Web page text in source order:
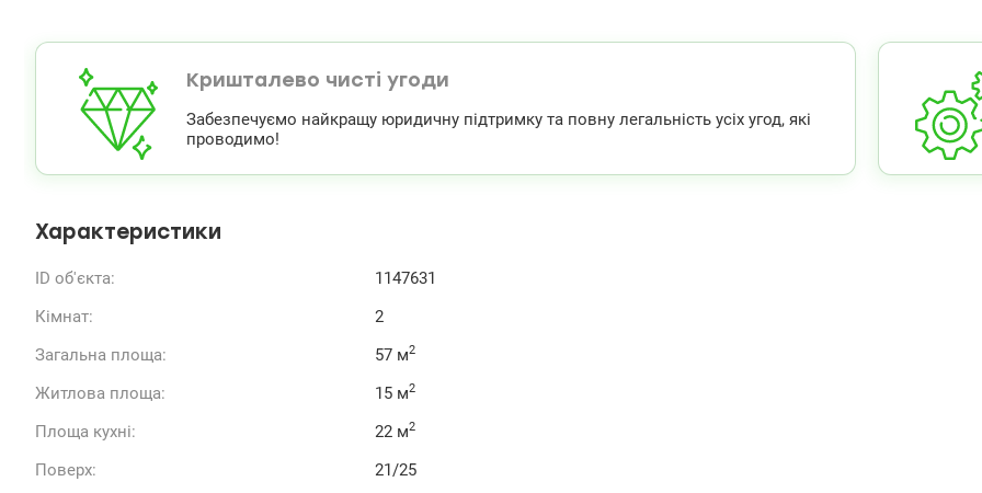
Кришталево чисті угоди
Забезпечуємо найкращу юридичну підтримку та повну легальність усіх угод, які
проводимо!
Характеристики
ID об'єкта:
1147631
Кімнат:
2
Загальна площа:
57 м2
Житлова площа: 15 м2
Площа кухні: 22 м2
Поверх:
21/25